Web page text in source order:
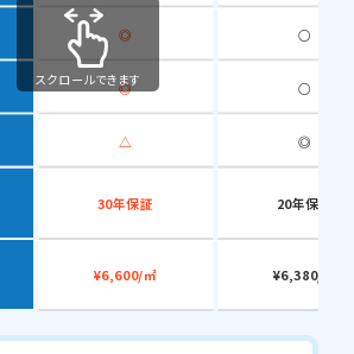
◎ ○
◎ ○
△ ◎
30年保証 20年保証
¥6,600/㎡ ¥6,380/㎡
スクロールできます